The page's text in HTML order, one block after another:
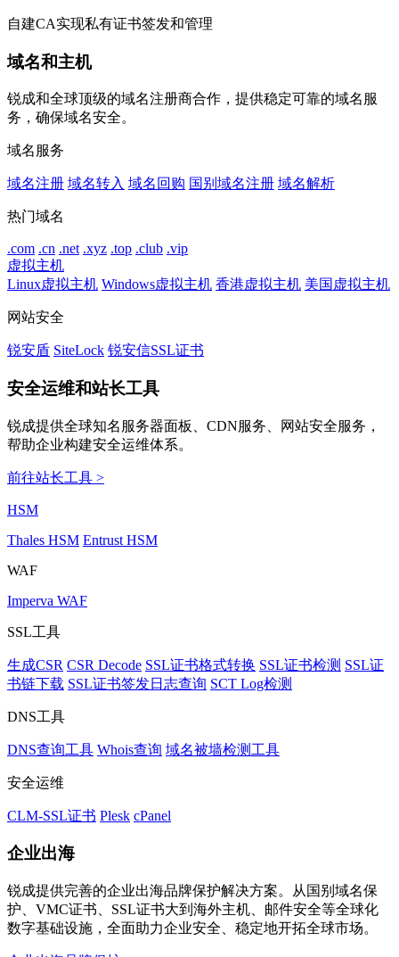
自建CA实现私有证书签发和管理
域名和主机
锐成和全球顶级的域名注册商合作，提供稳定可靠的域名服
务，确保域名安全。
域名服务
域名注册 域名转入 域名回购 国别域名注册 域名解析
热门域名
.com .cn .net .xyz .top .club .vip
虚拟主机
Linux虚拟主机 Windows虚拟主机 香港虚拟主机 美国虚拟主机
网站安全
锐安盾 SiteLock 锐安信SSL证书
安全运维和站长工具
锐成提供全球知名服务器面板、CDN服务、网站安全服务，
帮助企业构建安全运维体系。
前往站长工具 >
HSM
Thales HSM Entrust HSM
WAF
Imperva WAF
SSL工具
生成CSR CSR Decode SSL证书格式转换 SSL证书检测 SSL证
书链下载 SSL证书签发日志查询 SCT Log检测
DNS工具
DNS查询工具 Whois查询 域名被墙检测工具
安全运维
CLM-SSL证书 Plesk cPanel
企业出海
锐成提供完善的企业出海品牌保护解决方案。从国别域名保
护、VMC证书、SSL证书大到海外主机、邮件安全等全球化
数字基础设施，全面助力企业安全、稳定地开拓全球市场。